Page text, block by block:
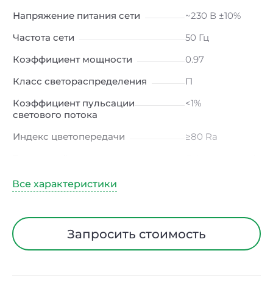
Напряжение питания сети
~230 В ±10%
Частота сети
50 Гц
Коэффициент мощности
0.97
Класс светораспределения
П
Коэффициент пульсации
светового потока
<1%
Индекс цветопередачи
≥80 Ra
Угол рассеивания
Диапазон рабочих температур
от -40 до +50 ℃
Тип рассеивателя
Прозрачный
электрического тока
Запросить стоимость